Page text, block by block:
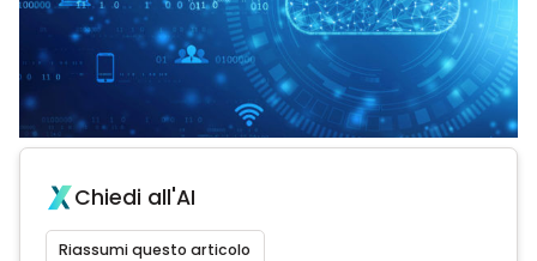
Chiedi all'AI
Riassumi questo articolo